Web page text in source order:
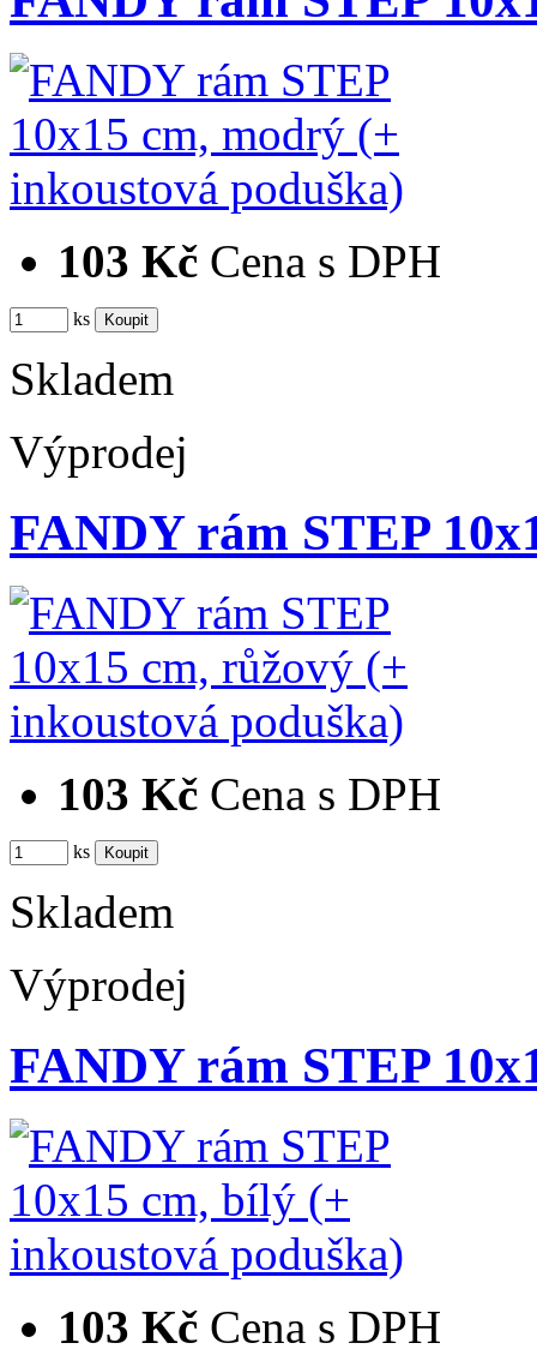
103 Kč Cena s DPH
ks
Skladem
Výprodej
FANDY rám STEP
103 Kč Cena s DPH
ks
Skladem
Výprodej
FANDY rám STEP
103 Kč Cena s DPH